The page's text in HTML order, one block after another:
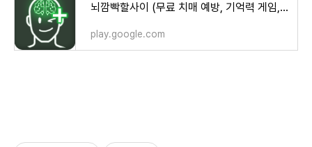
뇌깜빡할사이 (무료 치매 예방, 기억력 게임, 뇌훈련) - Google Play 앱
play.google.com